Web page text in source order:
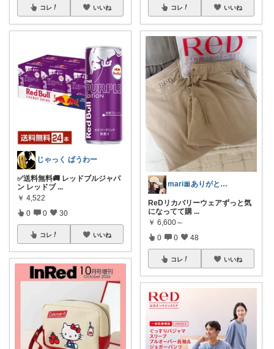
コレ いいね
じゃっく ばうわー
✅送料無料🚚 レッドブルジャパ
ン レッドブ ...
￥ 4,522
0 0 30
コレ いいね
コレ いいね
mari🎀ありがとうです🥹
ReDリカバリーウェアずっと気
になってて購 ...
￥ 6,600～
0 0 48
コレ いいね